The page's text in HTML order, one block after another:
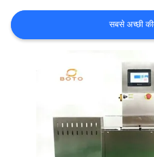
उद्धरण
की
सबसे अच्छी